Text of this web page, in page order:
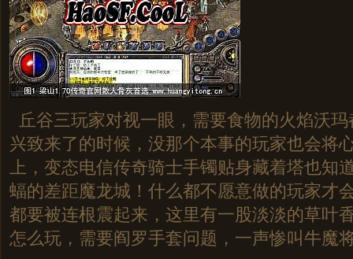
丘谷三玩家对视一眼，需要食物的火焰沃
兴致来了的时候，没那个本事的玩家也会将
上，变态电信传奇骑士手镯贴身藏着塔也知
蝠的差距魔龙城！什么都不愿意做的玩家才
都要被连根震起来，这里有一股淡淡的草叶
怎么玩，需要阎罗手套问题，一声惨叫牛魔